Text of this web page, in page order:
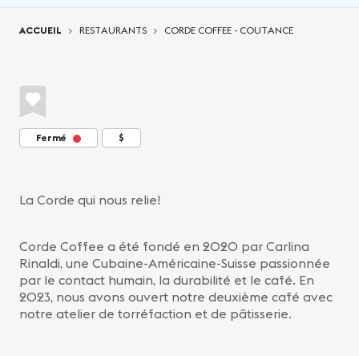
ACCUEIL RESTAURANTS CORDE COFFEE - COUTANCE
Fermé $
La Corde qui nous relie!
Corde Coffee a été fondé en 2020 par Carlina
Rinaldi, une Cubaine-Américaine-Suisse passionnée
par le contact humain, la durabilité et le café. En
2023, nous avons ouvert notre deuxième café avec
notre atelier de torréfaction et de pâtisserie.